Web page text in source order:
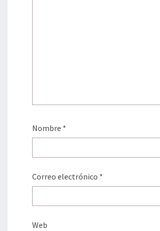
Nombre *
Correo electrónico *
Web